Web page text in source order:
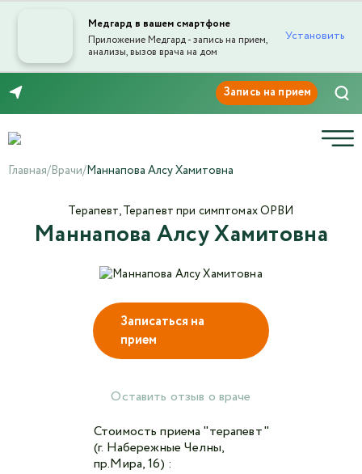
Медгард в вашем смартфоне
Приложение Медгард - запись на прием,
анализы, вызов врача на дом
Установить
Главная/Врачи/Маннапова Алсу Хамитовна
Записаться на
прием
Оставить отзыв о враче
Стоимость приема "терапевт"
(г. Набережные Челны,
пр.Мира, 16) :
Маннапова Алсу Хамитовна
Терапевт, Терапевт при симптомах ОРВИ
Отправка отзыва
Текст отзыва*
Ваша оценка
Авторизоваться в личном кабинете
Войти с VK ID